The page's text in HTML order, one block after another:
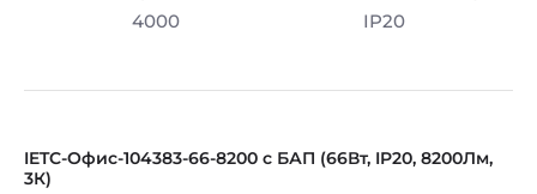
4000 IP20
IETC-Офис-104383-66-8200 с БАП (66Вт, IP20, 8200Лм,
3К)